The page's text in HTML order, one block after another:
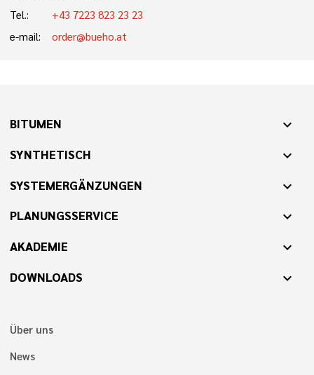
Tel.:
+43 7223 823 23 23
e-mail:
order@bueho.at
BITUMEN expand_more
SYNTHETISCH expand_more
SYSTEMERGÄNZUNGEN expand_more
PLANUNGSSERVICE expand_more
AKADEMIE expand_more
DOWNLOADS expand_more
Über uns
News